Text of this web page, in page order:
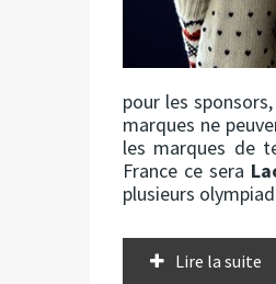
pour les
marques ne
les marques de
France ce sera
plusieurs
Lire la suite